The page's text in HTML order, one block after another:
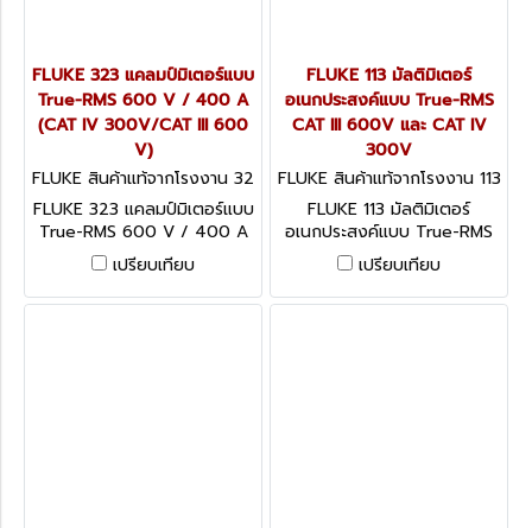
FLUKE 323 แคลมป์มิเตอร์แบบ
True-RMS 600 V / 400 A
(CAT IV 300V/CAT III 600
V)
FLUKE สินค้าแท้จากโรงงาน 32
3
FLUKE 323 แคลมป์มิเตอร์แบบ
True-RMS 600 V / 400 A
(CAT IV 300V/CAT III 600
V)
เปรียบเทียบ
FLUKE 113 มัลติมิเตอร์
อเนกประสงค์แบบ True-RMS
CAT III 600V และ CAT IV
300V
FLUKE สินค้าแท้จากโรงงาน 113
FLUKE 113 มัลติมิเตอร์
อเนกประสงค์แบบ True-RMS
CAT III 600V และ CAT IV
300V
เปรียบเทียบ